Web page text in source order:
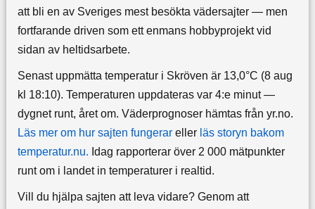
att bli en av Sveriges mest besökta vädersajter — men
fortfarande driven som ett enmans hobbyprojekt vid
sidan av heltidsarbete.
Senast uppmätta temperatur i Skröven är 13,0°C (8 aug
kl 18:10). Temperaturen uppdateras var 4:e minut —
dygnet runt, året om. Väderprognoser hämtas från yr.no.
Läs mer om hur sajten fungerareller läs storyn bakom
temperatur.nu. Idag rapporterar över 2 000 mätpunkter
runt om i landet in temperaturer i realtid.
Vill du hjälpa sajten att leva vidare? Genom att